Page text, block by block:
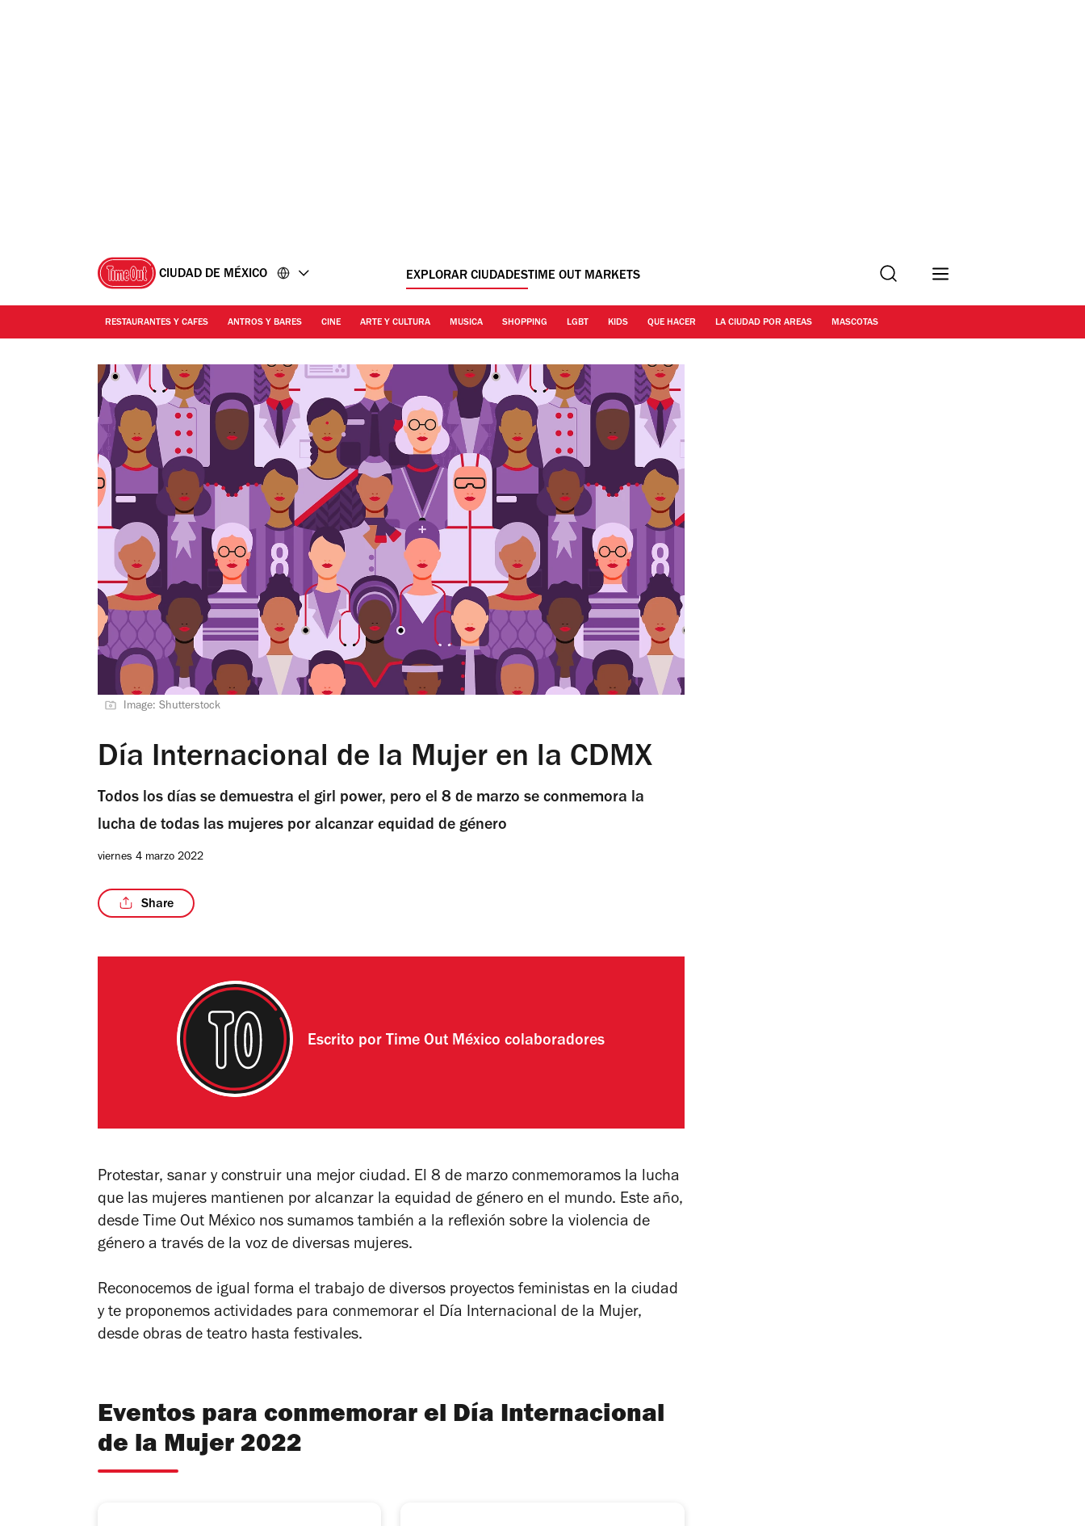
CIUDAD DE MÉXICO EXPLORAR CIUDADESTIME OUT MARKETS Buscar
RESTAURANTES Y CAFES ANTROS Y BARES CINE ARTE Y CULTURA MUSICA SHOPPING LGBT KIDS QUE HACER LA CIUDAD POR AREAS MASCOTAS
Image: Shutterstock
Día Internacional de la Mujer en la CDMX
Todos los días se demuestra el girl power, pero el 8 de marzo se conmemora la
lucha de todas las mujeres por alcanzar equidad de género
viernes 4 marzo 2022
Share
Escrito por Time Out México colaboradores
Protestar, sanar y construir una mejor ciudad. El 8 de marzo conmemoramos la lucha
que las mujeres mantienen por alcanzar la equidad de género en el mundo. Este año,
desde Time Out México nos sumamos también a la reflexión sobre la violencia de
género a través de la voz de diversas mujeres.
Reconocemos de igual forma el trabajo de diversos proyectos feministas en la ciudad
y te proponemos actividades para conmemorar el Día Internacional de la Mujer,
desde obras de teatro hasta festivales.
Eventos para conmemorar el Día Internacional
de la Mujer 2022